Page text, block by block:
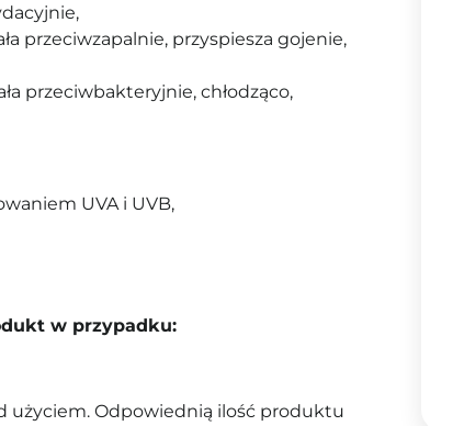
przeciwzapalnie, przyspiesza gojenie,
przeciwbakteryjnie, chłodząco,
UVA i UVB,
w przypadku:
użyciem. Odpowiednią ilość produktu